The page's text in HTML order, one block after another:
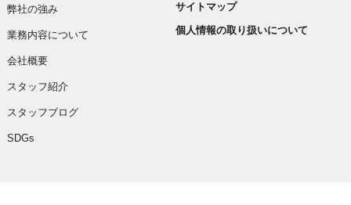
弊社の強み
業務内容について
会社概要
スタッフ紹介
スタッフブログ
SDGs
サイトマップ
個人情報の取り扱いについて